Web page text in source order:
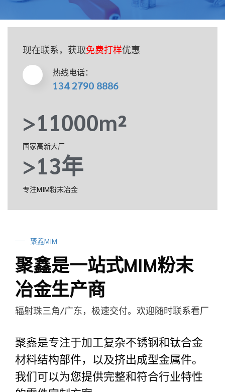
现在联系，获取免费打样优惠
热线电话：
134 2790 8886
>11000m²
国家高新大厂
>13年
专注MIM粉末冶金
聚鑫MIM
聚鑫是一站式MIM粉末
冶金生产商
辐射珠三角/广东，极速交付。欢迎随时联系看厂
聚鑫是专注于加工复杂不锈钢和钛合金
材料结构部件，以及挤出成型金属件。
我们可以为您提供完整和符合行业特性